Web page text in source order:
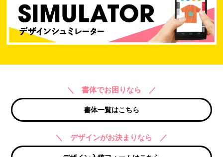
＼ 書体でお困りなら ／
書体一覧はこちら
＼ デザインがお決まりなら ／